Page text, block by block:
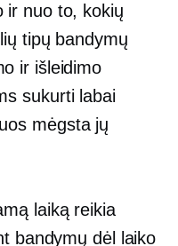
ir nuo to, kokių
tipų bandymų
ir išleidimo
sukurti labai
mėgsta jų
laiką reikia
bandymų dėl laiko